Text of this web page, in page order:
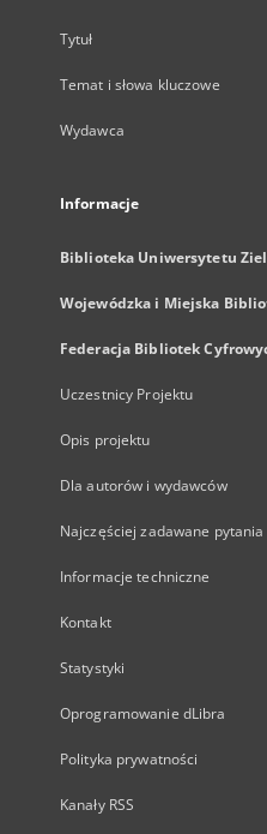
Tytuł
Temat i słowa kluczowe
Wydawca
Informacje
Biblioteka Uniwersytetu
Wojewódzka i Miejska
Federacja Bibliotek
Uczestnicy Projektu
Opis projektu
Dla autorów i wydawców
Najczęściej zadawane pytania
Informacje techniczne
Kontakt
Statystyki
Oprogramowanie dLibra
Polityka prywatności
Kanały RSS